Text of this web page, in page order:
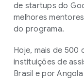
de startups do
melhores
do programa.
Hoje, mais de 500
instituições de
Brasil e por